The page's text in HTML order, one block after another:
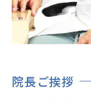
院長ご挨拶